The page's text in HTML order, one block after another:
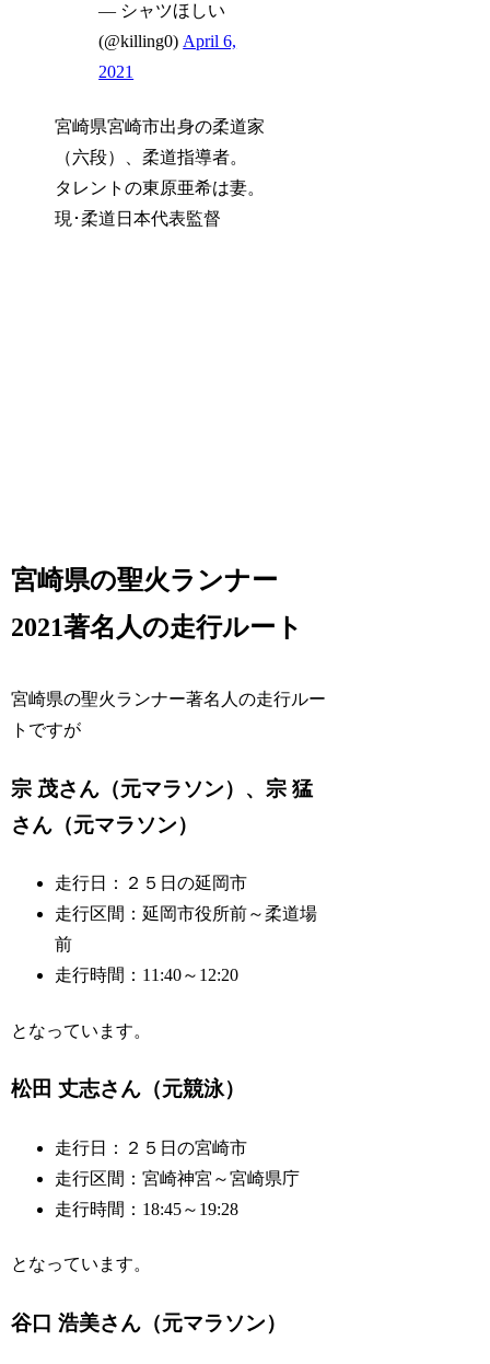
— シャツほしい
(@killing0) April 6,
2021
宮崎県宮崎市出身の柔道家
（六段）、柔道指導者。
タレントの東原亜希は妻。
現･柔道日本代表監督
宮崎県の聖火ランナー
2021著名人の走行ルート
宮崎県の聖火ランナー著名人の走行ルー
トですが
宗 茂さん（元マラソン）、宗 猛
さん（元マラソン）
走行日：２５日の延岡市
走行区間：延岡市役所前～柔道場
前
走行時間：11:40～12:20
となっています。
松田 丈志さん（元競泳）
走行日：２５日の宮崎市
走行区間：宮崎神宮～宮崎県庁
走行時間：18:45～19:28
となっています。
谷口 浩美さん（元マラソン）